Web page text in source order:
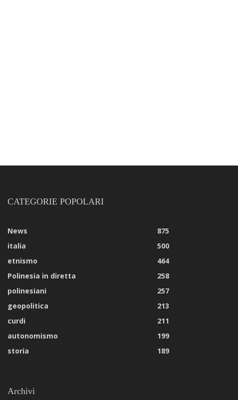
CATEGORIE POPOLARI
News
875
italia
500
etnismo
464
Polinesia in diretta
258
polinesiani
257
geopolitica
213
curdi
211
autonomismo
199
storia
189
Archivi